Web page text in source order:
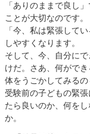
「ありのままで良し
ことが大切なのです。
「今、私は緊張して
しやすくなります。
そして、今、自分に
けだ。さあ、何ができ
体をうごかしてみるの
受験前の子どもの緊
たら良いのか、何を
か。